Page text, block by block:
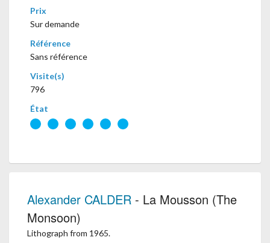
Prix
Sur demande
Référence
Sans référence
Visite(s)
796
État
Alexander CALDER - La Mousson (The
Monsoon)
Lithograph from 1965.